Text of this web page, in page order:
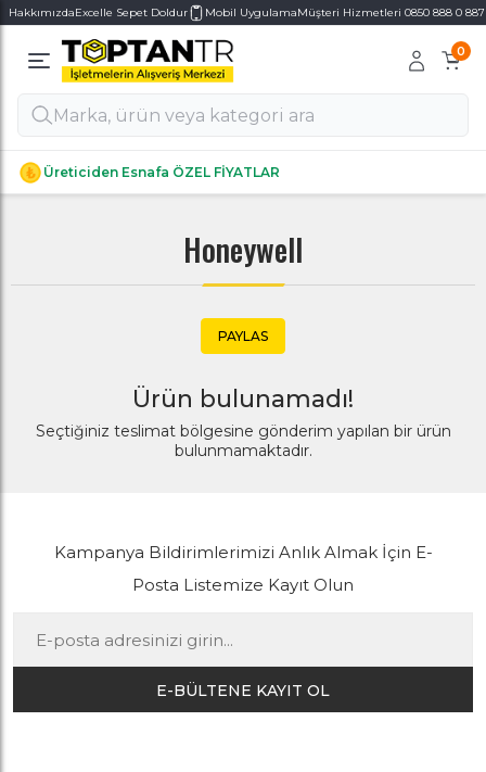
HakkımızdaExcelle Sepet Doldur Mobil UygulamaMüşteri Hizmetleri 0850 888 0 887
0
Üreticiden Esnafa ÖZEL FİYATLAR
Alt Kategoriler
Alt Kategoriler
Honeywell
PAYLAS
Ürün bulunamadı!
Seçtiğiniz teslimat bölgesine gönderim yapılan bir ürün
bulunmamaktadır.
Kampanya Bildirimlerimizi Anlık Almak İçin E-
Posta Listemize Kayıt Olun
E-BÜLTENE KAYIT OL